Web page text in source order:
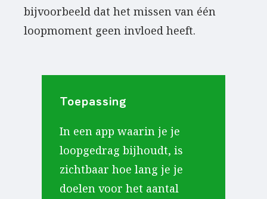
bijvoorbeeld dat het missen van één
loopmoment geen invloed heeft.
Toepassing
In een app waarin je je
loopgedrag bijhoudt, is
zichtbaar hoe lang je je
doelen voor het aantal